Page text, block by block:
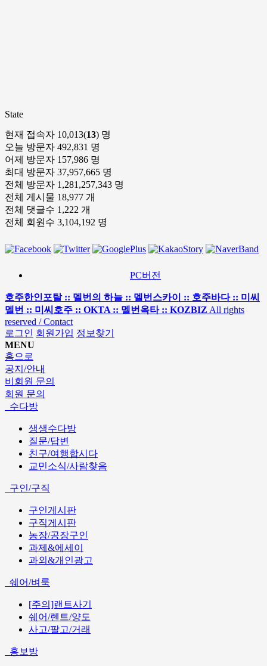
State
현재 접속자 10,013(13) 명
오늘 방문자 492,831 명
어제 방문자 157,986 명
최대 방문자 37,957,665 명
전체 방문자 1,281,257,343 명
전체 게시물 18,977 개
전체 댓글수 1,222 개
전체 회원수 3,104,192 명
PC버전
호주한인포탈 :: 멜번의 하늘 :: 멜번스카이 :: 호주바다 :: 미씨
멜번 :: 미씨호주 :: OKTA :: 멜번옥타 :: KOZBIZ All rights
reserved / Contact
로그인 회원가입 정보찾기
MENU
홈으로
공지/안내
비회원 문의
회원 문의
수다방
생생수다방
질문/답변
친구/여행합시다
교민소식/사람찾음
구인/구직
구인게시판
구직게시판
농장/공장구인
과제&에세이
과외&개인광고
쉐어/벼룩
[주의]랜트사기
쉐어/렌트/양도
사고/팔고/거래
홍보방